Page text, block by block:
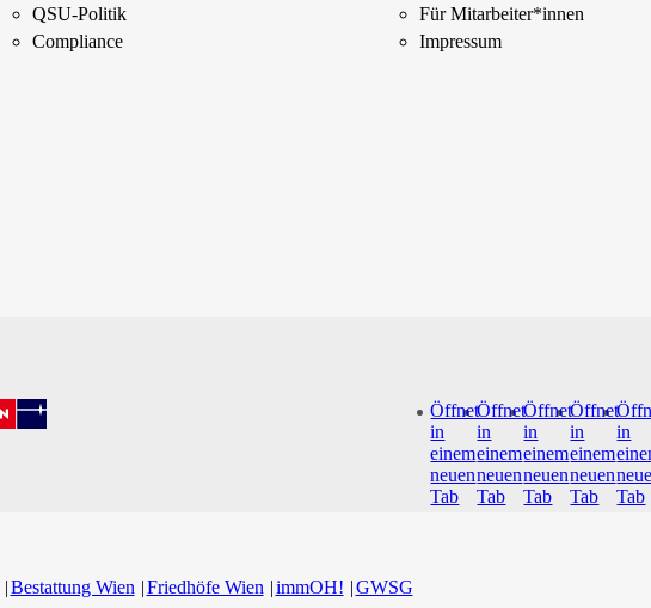
QSU-Politik
Compliance
Für Mitarbeiter­*innen
Impressum
Öffnet
in
einem
neuen
Tab
Öffnet
in
einem
neuen
Tab
Öffnet
in
einem
neuen
Tab
Öffnet
in
einem
neuen
Tab
in
Tab
Bestattung Wien Friedhöfe Wien immOH! GWSG